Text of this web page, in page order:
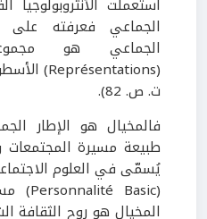
الجماعي فعرفته على
الجماعي هو
(
Représentations
)
ت. ص.
.
فالمخيال هو الإطار
طبيعة مسيرة المجتمعات
يُسمّى في العلوم
(
Basic
Personnalité
)
المخيال هو روح الثقافة